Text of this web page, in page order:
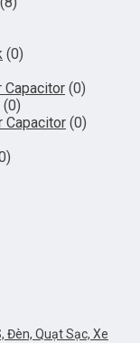
(0)
Capacitor (0)
(0)
Capacitor (0)
Đèn, Quạt Sạc, Xe